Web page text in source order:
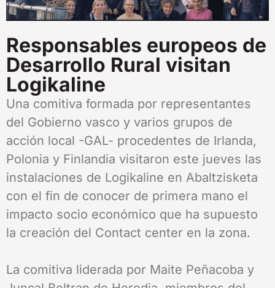
Responsables europeos de
Desarrollo Rural visitan
Logikaline
Una comitiva formada por representantes
del Gobierno vasco y varios grupos de
acción local -GAL- procedentes de Irlanda,
Polonia y Finlandia visitaron este jueves las
instalaciones de Logikaline en Abaltzisketa
con el fin de conocer de primera mano el
impacto socio económico que ha supuesto
la creación del Contact center en la zona.
La comitiva liderada por Maite Peñacoba y